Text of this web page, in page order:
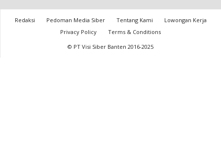
Redaksi Pedoman Media Siber Tentang Kami
Lowongan Kerja
Privacy Policy
Terms & Conditions
© PT Visi Siber Banten 2016-2025